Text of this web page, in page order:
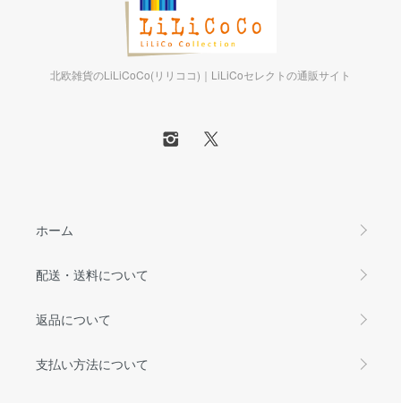
北欧雑貨のLiLiCoCo(リリココ)｜LiLiCoセレクトの通販サイト
ホーム
配送・送料について
返品について
支払い方法について